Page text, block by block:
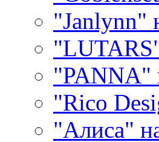
"Janlynn"
"PANNA"
"Rico
"Алиса"